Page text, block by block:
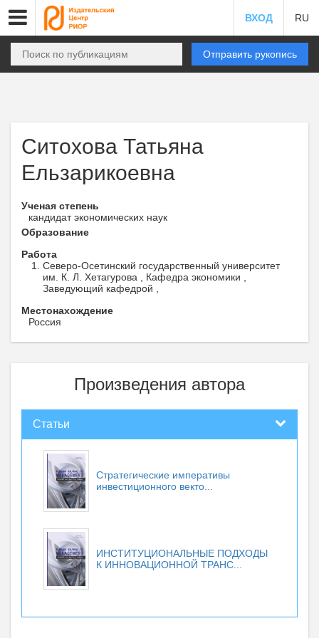
ВХОД RU
Отправить рукопись
Ситохова Татьяна
Ельзарикоевна
Ученая степень
кандидат экономических наук
Образование
Работа
Северо-Осетинский государственный университет
им. К. Л. Хетагурова , Кафедра экономики ,
Заведующий кафедрой ,
Местонахождение
Россия
Произведения автора
Статьи
Стратегические императивы
инвестиционного векто...
ИНСТИТУЦИОНАЛЬНЫЕ ПОДХОДЫ
К ИННОВАЦИОННОЙ ТРАНС...